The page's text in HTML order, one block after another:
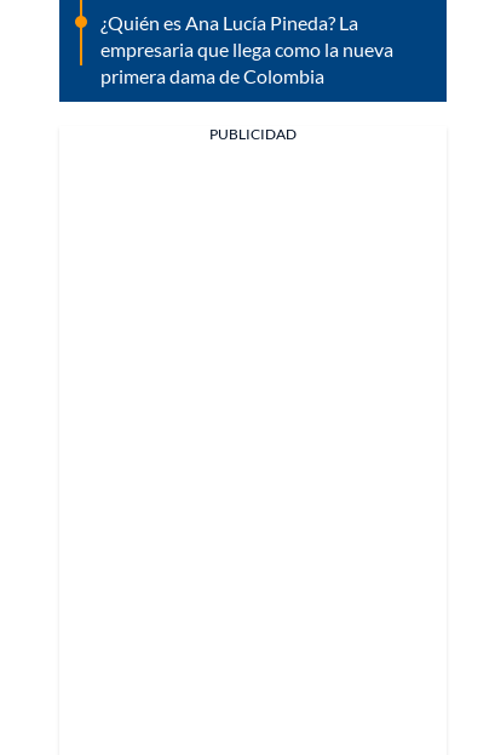
¿Quién es Ana Lucía Pineda? La
empresaria que llega como la nueva
primera dama de Colombia
PUBLICIDAD